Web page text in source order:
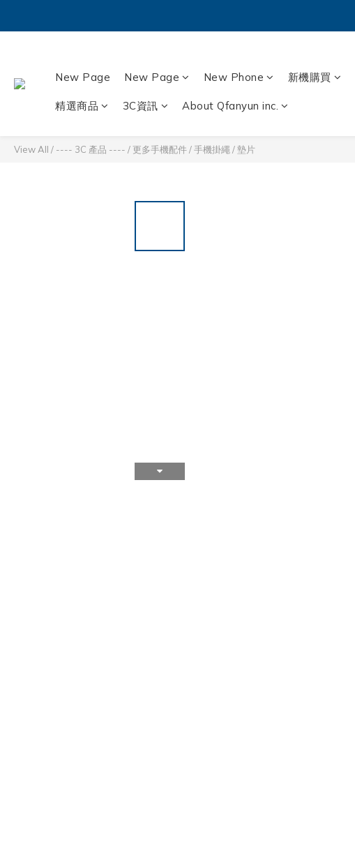
New Page New Page New Phone 新機購買
精選商品 3C資訊 About Qfanyun inc.
View All / ---- 3C 產品 ---- /更多手機配件/手機掛繩 / 墊片